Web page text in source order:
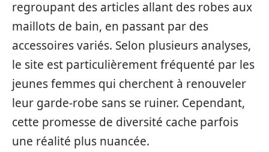
regroupant des articles allant des robes aux
maillots de bain, en passant par des
accessoires variés. Selon plusieurs analyses,
le site est particulièrement fréquenté par les
jeunes femmes qui cherchent à renouveler
leur garde-robe sans se ruiner. Cependant,
cette promesse de diversité cache parfois
une réalité plus nuancée.